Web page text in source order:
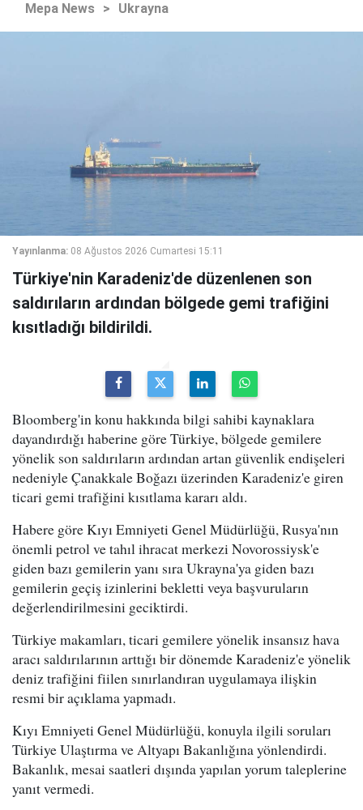
Mepa News > Ukrayna
Yayınlanma: 08 Ağustos 2026 Cumartesi 15:11
Türkiye'nin Karadeniz'de düzenlenen son
saldırıların ardından bölgede gemi trafiğini
kısıtladığı bildirildi.
Bloomberg'in konu hakkında bilgi sahibi kaynaklara
dayandırdığı haberine göre Türkiye, bölgede gemilere
yönelik son saldırıların ardından artan güvenlik endişeleri
nedeniyle Çanakkale Boğazı üzerinden Karadeniz'e giren
ticari gemi trafiğini kısıtlama kararı aldı.
Habere göre Kıyı Emniyeti Genel Müdürlüğü, Rusya'nın
önemli petrol ve tahıl ihracat merkezi Novorossiysk'e
giden bazı gemilerin yanı sıra Ukrayna'ya giden bazı
gemilerin geçiş izinlerini bekletti veya başvuruların
değerlendirilmesini geciktirdi.
Türkiye makamları, ticari gemilere yönelik insansız hava
aracı saldırılarının arttığı bir dönemde Karadeniz'e yönelik
deniz trafiğini fiilen sınırlandıran uygulamaya ilişkin
resmi bir açıklama yapmadı.
Kıyı Emniyeti Genel Müdürlüğü, konuyla ilgili soruları
Türkiye Ulaştırma ve Altyapı Bakanlığına yönlendirdi.
Bakanlık, mesai saatleri dışında yapılan yorum taleplerine
yanıt vermedi.